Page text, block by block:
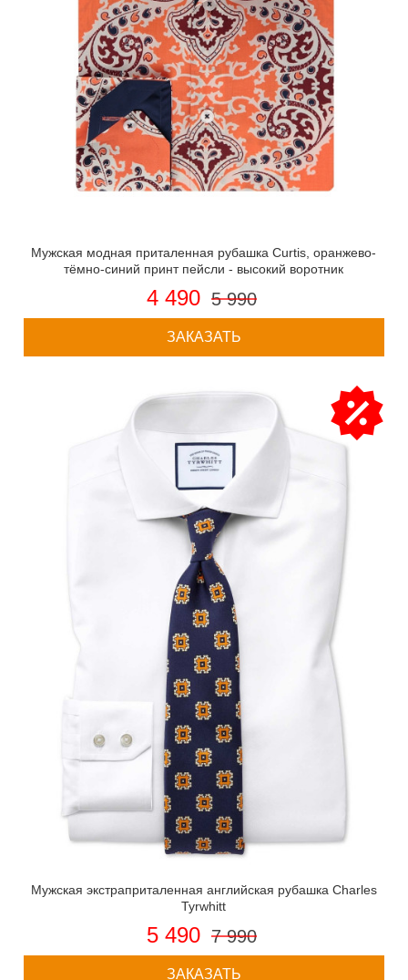
Мужская модная приталенная рубашка Curtis, оранжево-
тёмно-синий принт пейсли - высокий воротник
4 490 5 990
ЗАКАЗАТЬ
Мужская экстраприталенная английская рубашка Charles
Tyrwhitt
5 490 7 990
ЗАКАЗАТЬ